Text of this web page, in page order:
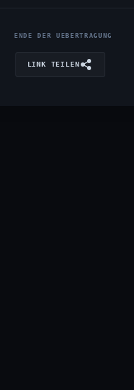
ENDE DER UEBERTRAGUNG
LINK TEILEN